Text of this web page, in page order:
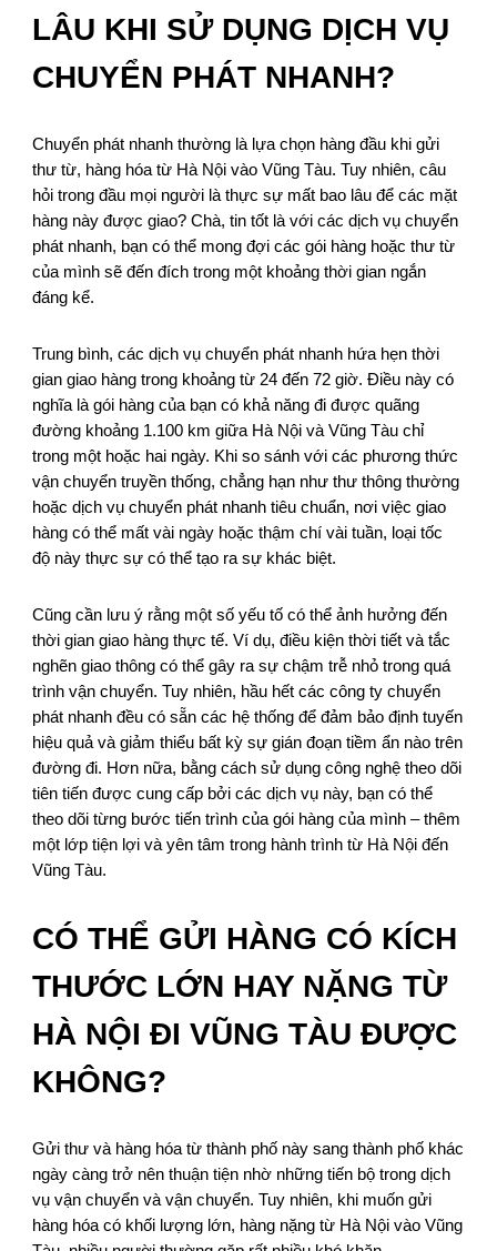
LÂU KHI SỬ DỤNG DỊCH VỤ
CHUYỂN PHÁT NHANH?
Chuyển phát nhanh thường là lựa chọn hàng đầu khi gửi
thư từ, hàng hóa từ Hà Nội vào Vũng Tàu. Tuy nhiên, câu
hỏi trong đầu mọi người là thực sự mất bao lâu để các mặt
hàng này được giao? Chà, tin tốt là với các dịch vụ chuyển
phát nhanh, bạn có thể mong đợi các gói hàng hoặc thư từ
của mình sẽ đến đích trong một khoảng thời gian ngắn
đáng kể.
Trung bình, các dịch vụ chuyển phát nhanh hứa hẹn thời
gian giao hàng trong khoảng từ 24 đến 72 giờ. Điều này có
nghĩa là gói hàng của bạn có khả năng đi được quãng
đường khoảng 1.100 km giữa Hà Nội và Vũng Tàu chỉ
trong một hoặc hai ngày. Khi so sánh với các phương thức
vận chuyển truyền thống, chẳng hạn như thư thông thường
hoặc dịch vụ chuyển phát nhanh tiêu chuẩn, nơi việc giao
hàng có thể mất vài ngày hoặc thậm chí vài tuần, loại tốc
độ này thực sự có thể tạo ra sự khác biệt.
Cũng cần lưu ý rằng một số yếu tố có thể ảnh hưởng đến
thời gian giao hàng thực tế. Ví dụ, điều kiện thời tiết và tắc
nghẽn giao thông có thể gây ra sự chậm trễ nhỏ trong quá
trình vận chuyển. Tuy nhiên, hầu hết các công ty chuyển
phát nhanh đều có sẵn các hệ thống để đảm bảo định tuyến
hiệu quả và giảm thiểu bất kỳ sự gián đoạn tiềm ẩn nào trên
đường đi. Hơn nữa, bằng cách sử dụng công nghệ theo dõi
tiên tiến được cung cấp bởi các dịch vụ này, bạn có thể
theo dõi từng bước tiến trình của gói hàng của mình – thêm
một lớp tiện lợi và yên tâm trong hành trình từ Hà Nội đến
Vũng Tàu.
CÓ THỂ GỬI HÀNG CÓ KÍCH
THƯỚC LỚN HAY NẶNG TỪ
HÀ NỘI ĐI VŨNG TÀU ĐƯỢC
KHÔNG?
Gửi thư và hàng hóa từ thành phố này sang thành phố khác
ngày càng trở nên thuận tiện nhờ những tiến bộ trong dịch
vụ vận chuyển và vận chuyển. Tuy nhiên, khi muốn gửi
hàng hóa có khối lượng lớn, hàng nặng từ Hà Nội vào Vũng